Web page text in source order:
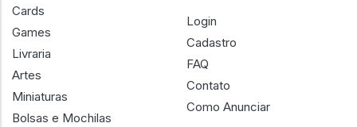
Cards
Games
Livraria
Artes
Miniaturas
Bolsas e Mochilas
Login
Cadastro
FAQ
Contato
Como Anunciar